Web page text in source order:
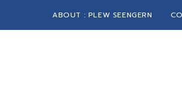
ABOUT : PLEW SEENGERN